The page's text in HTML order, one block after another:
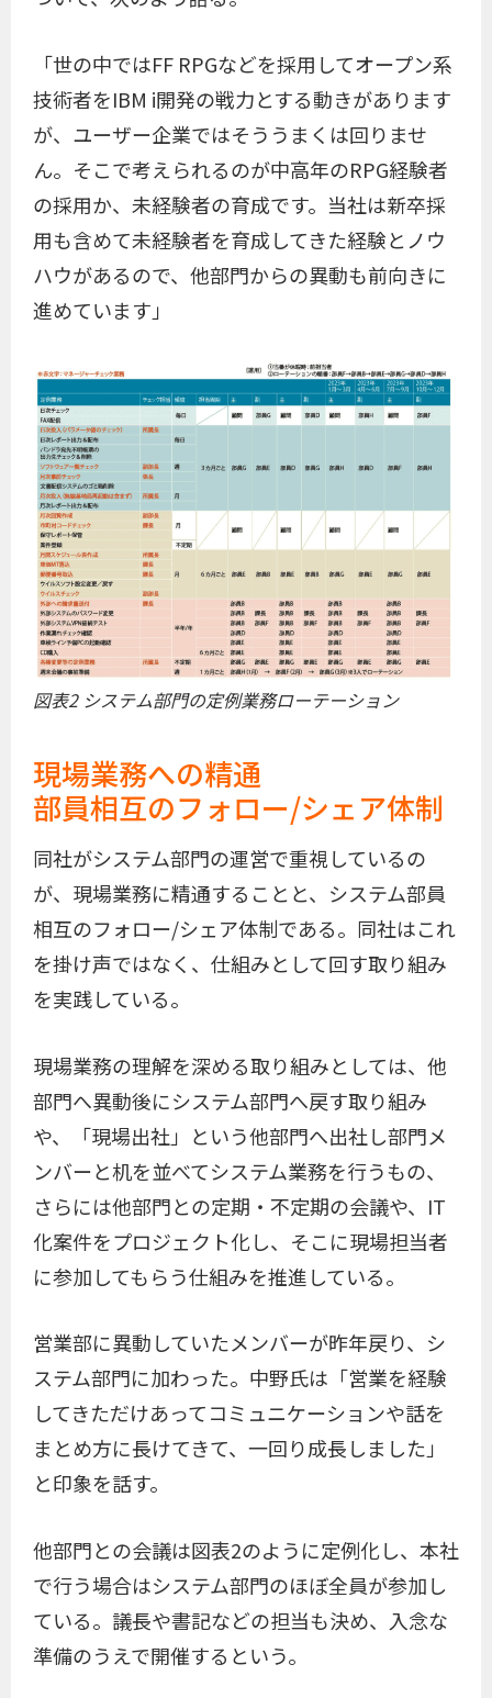
「世の中ではFF RPGなどを採用してオープン系
技術者をIBM i開発の戦力とする動きがあります
が、ユーザー企業ではそううまくは回りませ
ん。そこで考えられるのが中高年のRPG経験者
の採用か、未経験者の育成です。当社は新卒採
用も含めて未経験者を育成してきた経験とノウ
ハウがあるので、他部門からの異動も前向きに
進めています」
図表2 システム部門の定例業務ローテーション
現場業務への精通
部員相互のフォロー/シェア体制
同社がシステム部門の運営で重視しているの
が、現場業務に精通することと、システム部員
相互のフォロー/シェア体制である。同社はこれ
を掛け声ではなく、仕組みとして回す取り組み
を実践している。
現場業務の理解を深める取り組みとしては、他
部門へ異動後にシステム部門へ戻す取り組み
や、「現場出社」という他部門へ出社し部門メ
ンバーと机を並べてシステム業務を行うもの、
さらには他部門との定期・不定期の会議や、IT
化案件をプロジェクト化し、そこに現場担当者
に参加してもらう仕組みを推進している。
営業部に異動していたメンバーが昨年戻り、シ
ステム部門に加わった。中野氏は「営業を経験
してきただけあってコミュニケーションや話を
まとめ方に長けてきて、一回り成長しました」
と印象を話す。
他部門との会議は図表2のように定例化し、本社
で行う場合はシステム部門のほぼ全員が参加し
ている。議長や書記などの担当も決め、入念な
準備のうえで開催するという。